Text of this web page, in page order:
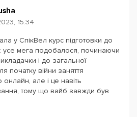
15:34
у СпікВел курс підготовки до
усе мега подобалося, починаючи
і до загальної
початку війни заняття
але і це навіть
тому що вайб завжди був